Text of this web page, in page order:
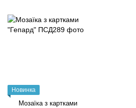
Новинка
Мозаїка з картками